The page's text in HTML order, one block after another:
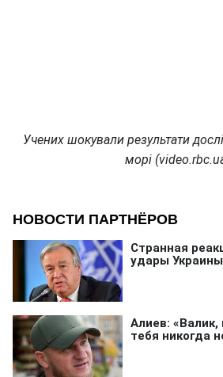
Учених шокували результати
морі